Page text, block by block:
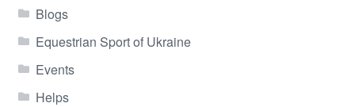
Blogs
Equestrian Sport of Ukraine
Events
Helps